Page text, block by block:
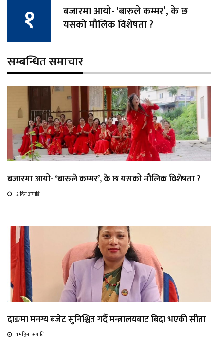
बजारमा आयो- ‘बारुले कम्मर’, के छ
यसको मौलिक विशेषता ?
सम्बन्धित समाचार
बजारमा आयो- ‘बारुले कम्मर’, के छ यसको मौलिक विशेषता ?
2 दिन अगाडि
दाङमा मनग्य बजेट सुनिश्चित गर्दै मन्त्रालयबाट बिदा भएकी सीता
1 महिना अगाडि